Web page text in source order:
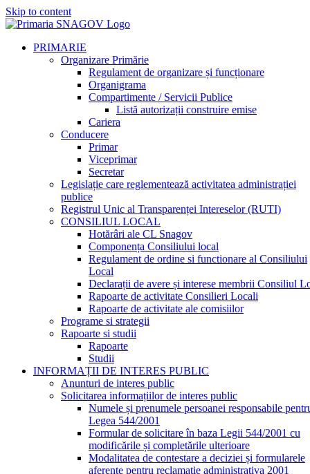
Skip to content
PRIMARIE
Organizare Primărie
Regulament de organizare și funcționare
Organigrama
Compartimente / Servicii Publice
Listă autorizații construire emise
Cariera
Conducere
Primar
Viceprimar
Secretar
Legislație care reglementează activitatea administrației
publice
Registrul Unic al Transparenței Intereselor (RUTI)
CONSILIUL LOCAL
Hotărâri ale CL Snagov
Componența Consiliului local
Regulament de ordine si functionare al Consiliului
Local
Declarații de avere și interese membrii Consiliul
Rapoarte de activitate Consilieri Locali
Rapoarte de activitate ale comisiilor
Programe si strategii
Rapoarte si studii
Rapoarte
Studii
INFORMAȚII DE INTERES PUBLIC
Anunturi de interes public
Solicitarea informațiilor de interes public
Numele și prenumele persoanei responsabile
Legea 544/2001
Formular de solicitare în baza Legii 544/2001 cu
modificările și completările ulterioare
Modalitatea de contestare a deciziei și formularele
aferente pentru reclamație administrativa 2001